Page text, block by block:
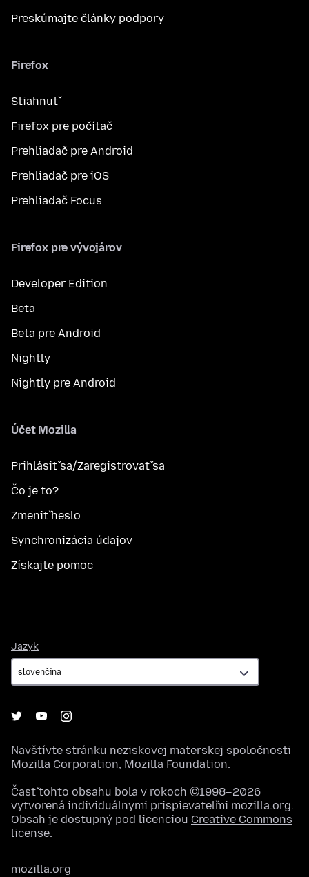
Preskúmajte články podpory
Firefox
Stiahnuť
Firefox pre počítač
Prehliadač pre Android
Prehliadač pre iOS
Prehliadač Focus
Firefox pre vývojárov
Developer Edition
Beta
Beta pre Android
Nightly
Nightly pre Android
Účet Mozilla
Prihlásiť sa/Zaregistrovať sa
Čo je to?
Zmeniť heslo
Synchronizácia údajov
Získajte pomoc
Jazyk
Navštívte stránku neziskovej materskej spoločnosti
Mozilla Corporation, Mozilla Foundation.
Časť tohto obsahu bola v rokoch ©1998–2026
vytvorená individuálnymi prispievateľmi mozilla.org.
Obsah je dostupný pod licenciou Creative Commons
license.
mozilla.org